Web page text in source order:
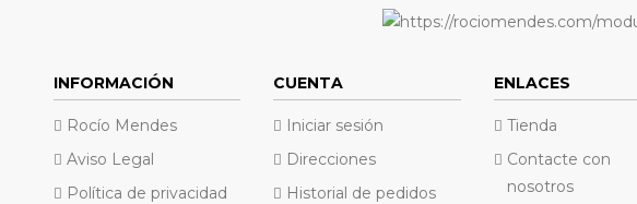
INFORMACIÓN
Rocío Mendes
Aviso Legal
Política de privacidad
CUENTA
Iniciar sesión
Direcciones
Historial de pedidos
ENLACES
Tienda
Contacte con
nosotros